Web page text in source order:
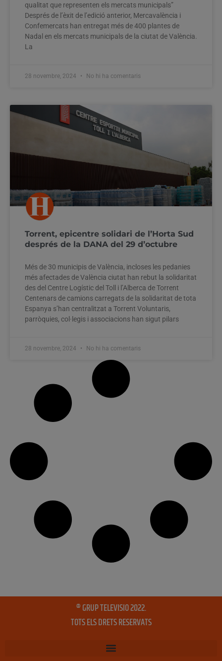
qualitat que representen els mercats municipals”
Després de l’èxit de l’edició anterior, Mercavalència i
Confemercats han entregat més de 400 plantes de
Nadal en els mercats municipals de la ciutat de València.
La
28 novembre, 2024 No hi ha comentaris
Torrent, epicentre solidari de l’Horta Sud
després de la DANA del 29 d’octubre
Més de 30 municipis de València, incloses les pedanies
més afectades de València ciutat han rebut la solidaritat
des del Centre Logístic del Toll i l’Alberca de Torrent
Centenars de camions carregats de la solidaritat de tota
Espanya s’han centralitzat a Torrent Voluntaris,
parròquies, col·legis i associacions han sigut pilars
28 novembre, 2024 No hi ha comentaris
® GRUP TELEVISIO 2022.
TOTS ELS DRETS RESERVATS